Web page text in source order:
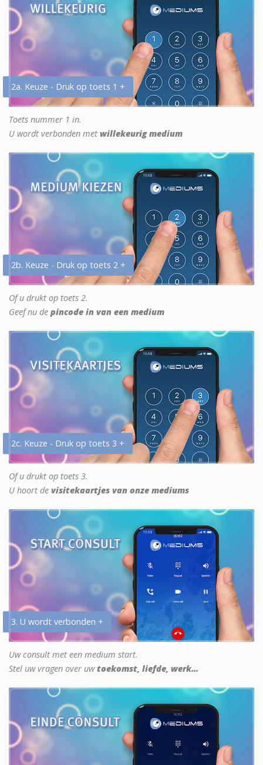
2a. Keuze - Druk op toets 1 +
Toets nummer 1 in.
U wordt verbonden met willekeurig medium
2b. Keuze - Druk op toets 2 +
Of u drukt op toets 2.
Geef nu de pincode in van een medium
2c. Keuze - Druk op toets 3 +
Of u drukt op toets 3.
U hoort de visitekaartjes van onze mediums
3. U wordt verbonden +
Uw consult met een medium start.
Stel uw vragen over uwtoekomst, liefde, werk...